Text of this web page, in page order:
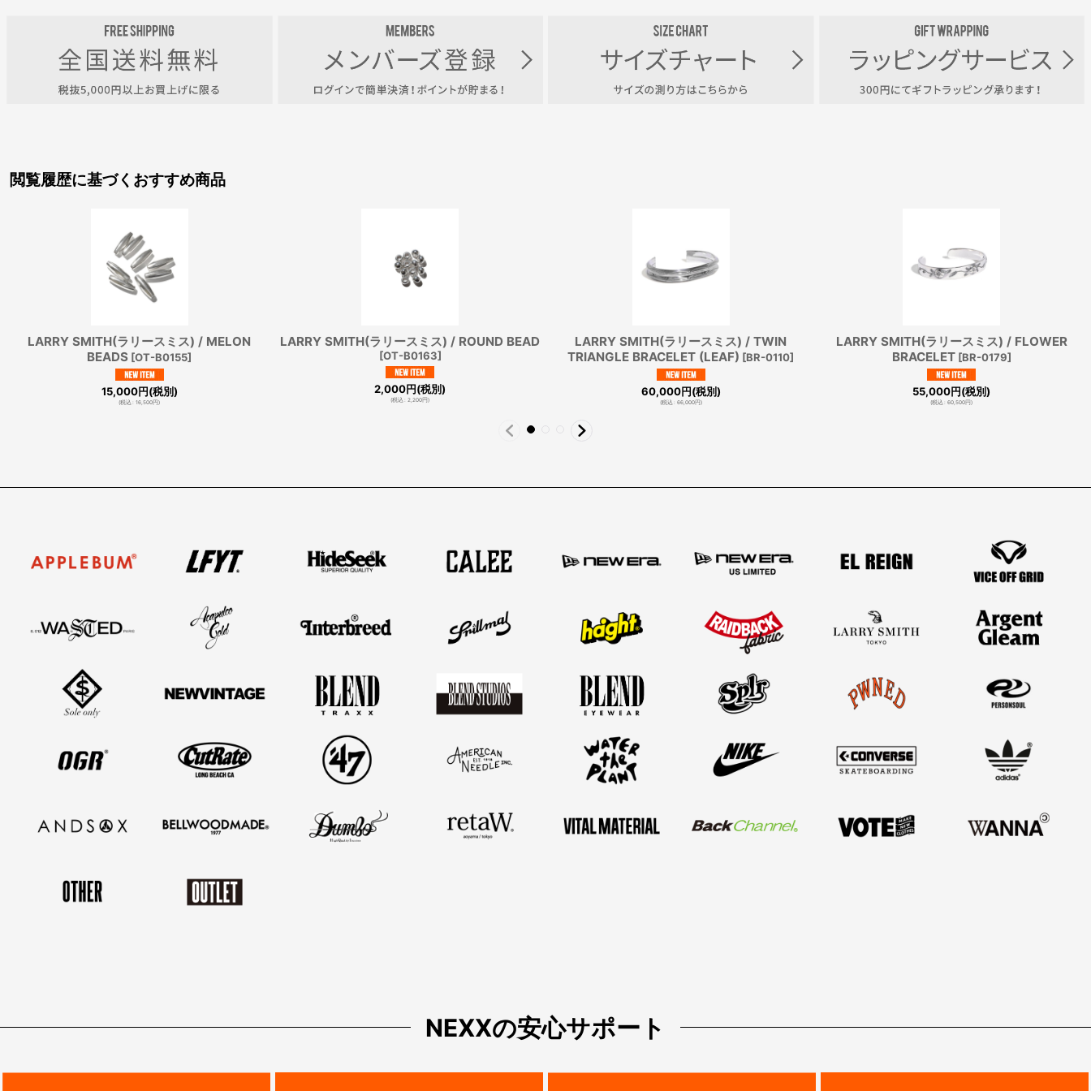
閲覧履歴に基づくおすすめ商品
LARRY SMITH(ラリースミス) / MELON
BEADS [OT-B0155]
15,000円(税別)
(税込: 16,500円)
LARRY SMITH(ラリースミス) / ROUND BEAD
[OT-B0163]
2,000円(税別)
(税込: 2,200円)
LARRY SMITH(ラリースミス) / TWIN
TRIANGLE BRACELET (LEAF) [BR-0110]
60,000円(税別)
(税込: 66,000円)
LARRY SMITH(ラリースミス) / FLOWER
BRACELET [BR-0179]
55,000円(税別)
(税込: 60,500円)
NEXXの安心サポート